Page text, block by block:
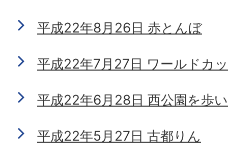
平成22年8月26日 赤とんぼ
平成22年7月27日 ワールドカ
平成22年6月28日 西公園を歩
平成22年5月27日 古都りん